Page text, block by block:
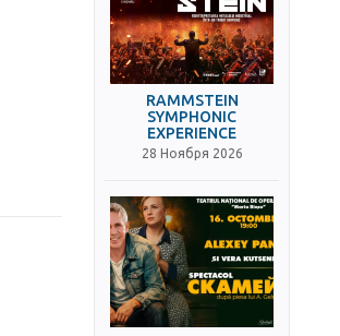
RAMMSTEIN
SYMPHONIC
EXPERIENCE
28 Ноября 2026